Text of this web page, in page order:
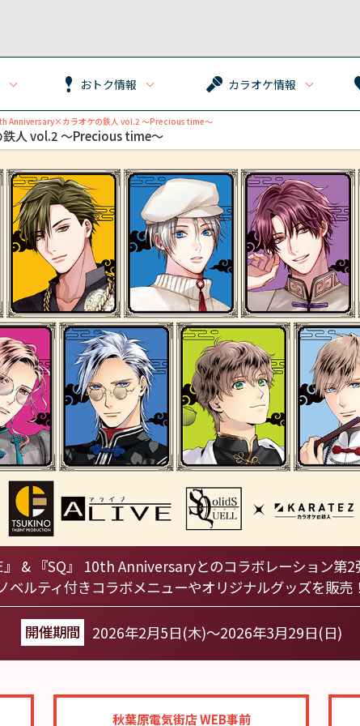
おトク情報 カラオケ情報
Anniversary×カラオケの鉄人 vol.2 ～Precious time～
人 vol.2 ～Precious time～
』 & 『SQ』 10th Anniversaryとのコラボレーション第2
ベルティ付きコラボメニューやオリジナルグッズを販売！
開催期間 2026年2月5日(木)～2026年3月29日(日)
秋葉原電気街店 WEB事前